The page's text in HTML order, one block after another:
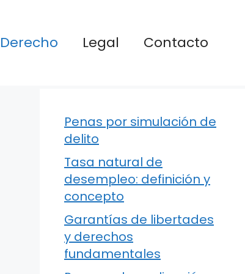
Derecho Legal Contacto
Penas por simulación de
delito
Tasa natural de
desempleo: definición y
concepto
Garantías de libertades
y derechos
fundamentales